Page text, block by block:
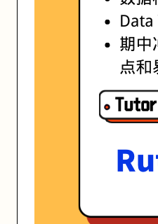
亮点: UQ DS专业学霸 GPA 6.75 丰
匠人学院提供高质量的IT培训课程